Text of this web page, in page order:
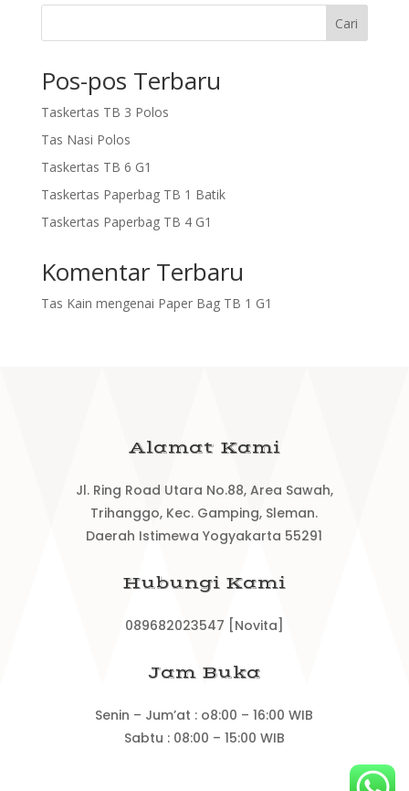
Cari
Pos-pos Terbaru
Taskertas TB 3 Polos
Tas Nasi Polos
Taskertas TB 6 G1
Taskertas Paperbag TB 1 Batik
Taskertas Paperbag TB 4 G1
Komentar Terbaru
Tas Kain mengenai Paper Bag TB 1 G1
Alamat Kami
Jl. Ring Road Utara No.88, Area Sawah,
Trihanggo, Kec. Gamping, Sleman.
Daerah Istimewa Yogyakarta 55291
Hubungi Kami
089682023547 [Novita]
Jam Buka
Senin – Jum’at : o8:00 – 16:00 WIB
Sabtu : 08:00 – 15:00 WIB